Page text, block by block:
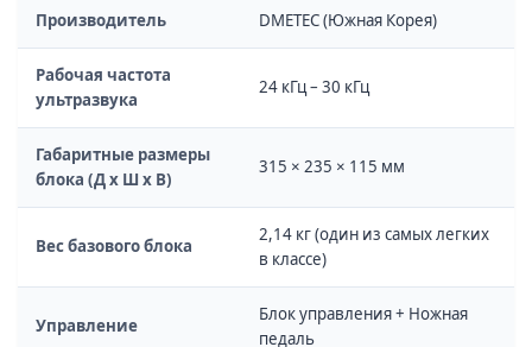
Производитель DMETEC (Южная Корея)
Рабочая частота
ультразвука
24 кГц – 30 кГц
Габаритные размеры
блока (Д х Ш х В)
315 × 235 × 115 мм
Вес базового блока
2,14 кг (один из самых легких
в классе)
Управление
Блок управления + Ножная
педаль